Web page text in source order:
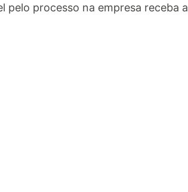
pelo processo na empresa receba a